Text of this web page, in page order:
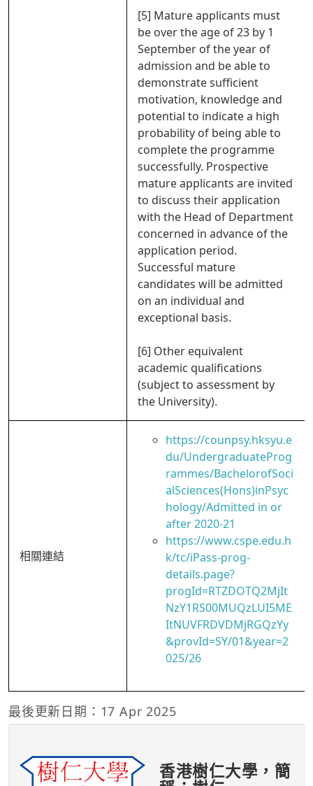
[5] Mature applicants must
be over the age of 23 by 1
September of the year of
admission and be able to
demonstrate sufficient
motivation, knowledge and
potential to indicate a high
probability of being able to
complete the programme
successfully. Prospective
mature applicants are invited
to discuss their application
with the Head of Department
concerned in advance of the
application period.
Successful mature
candidates will be admitted
on an individual and
exceptional basis.
[6] Other equivalent
academic qualifications
(subject to assessment by
the University).
相關連結
https://counpsy.hksyu.e
du/UndergraduateProg
rammes/BachelorofSoci
alSciences(Hons)inPsyc
hology/Admitted in or
after 2020-21
https://www.cspe.edu.h
k/tc/iPass-prog-
details.page?
progId=RTZDOTQ2MjIt
NzY1RS00MUQzLUI5ME
ItNUVFRDVDMjRGQzYy
&provId=SY/01&year=2
025/26
最後更新日期：17 Apr 2025
香港樹仁大學，簡